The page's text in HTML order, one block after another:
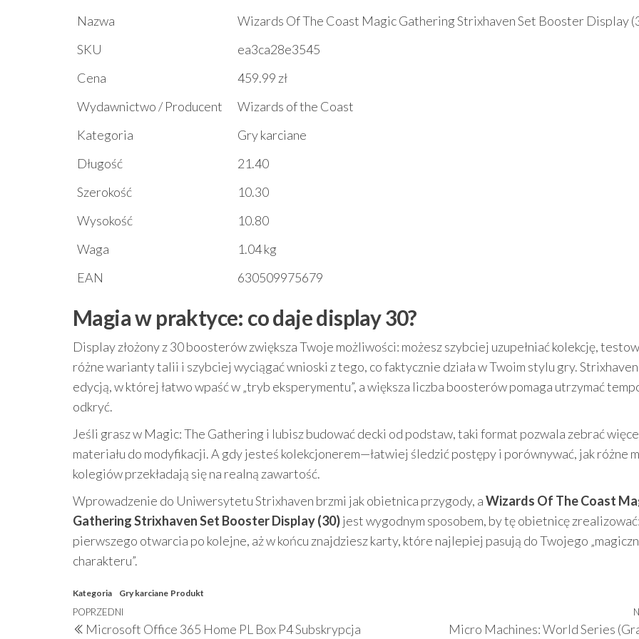
Nazwa
Wizards Of The Coast Magic Gathering Strixhaven Set Booster Display
SKU
ea3ca28e3545
Cena
459.99 zł
Wydawnictwo / Producent
Wizards of the Coast
Kategoria
Gry karciane
Długość
21.40
Szerokość
10.30
Wysokość
10.80
Waga
1.04 kg
EAN
630509975679
Magia w praktyce: co daje display 30?
Display złożony z 30 boosterów zwiększa Twoje możliwości: możesz szybciej uzupełniać kolekcję,
różne warianty talii i szybciej wyciągać wnioski z tego, co faktycznie działa w Twoim stylu gry.
edycją, w której łatwo wpaść w „tryb eksperymentu”, a większa liczba boosterów pomaga utrzymać
odkryć.
Jeśli grasz w Magic: The Gathering i lubisz budować decki od podstaw, taki format pozwala zebrać
materiału do modyfikacji. A gdy jesteś kolekcjonerem—łatwiej śledzić postępy i porównywać, jak różne
kolegiów przekładają się na realną zawartość.
Wprowadzenie do Uniwersytetu Strixhaven brzmi jak obietnica przygody, aWizards Of The Coast
Gathering Strixhaven Set Booster Display (30)jest wygodnym sposobem, by tę obietnicę
pierwszego otwarcia po kolejne, aż w końcu znajdziesz karty, które najlepiej pasują do Twojego
charakteru”.
Kategoria Gry karciane Produkt
Nawigacja
Poprzedni
wpis
POPRZEDNI
Microsoft Office 365 Home PL Box P4 Subskrypcja Micro Machines: World Series